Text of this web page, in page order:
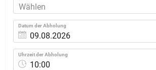
Wählen
Datum der Abholung
Uhrzeit der Abholung
10:00